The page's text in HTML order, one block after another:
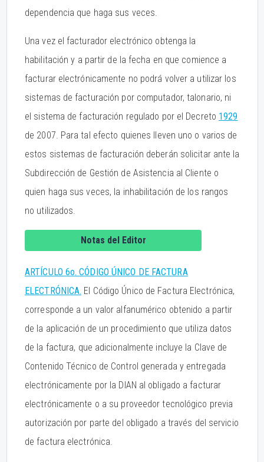
dependencia que haga sus veces.
Una vez el facturador electrónico obtenga la
habilitación y a partir de la fecha en que comience a
facturar electrónicamente no podrá volver a utilizar los
sistemas de facturación por computador, talonario, ni
el sistema de facturación regulado por el Decreto 1929
de 2007. Para tal efecto quienes lleven uno o varios de
estos sistemas de facturación deberán solicitar ante la
Subdirección de Gestión de Asistencia al Cliente o
quien haga sus veces, la inhabilitación de los rangos
no utilizados.
Notas del Editor
ARTÍCULO 6o. CÓDIGO ÚNICO DE FACTURA
ELECTRÓNICA. El Código Único de Factura Electrónica,
corresponde a un valor alfanumérico obtenido a partir
de la aplicación de un procedimiento que utiliza datos
de la factura, que adicionalmente incluye la Clave de
Contenido Técnico de Control generada y entregada
electrónicamente por la DIAN al obligado a facturar
electrónicamente o a su proveedor tecnológico previa
autorización por parte del obligado a través del servicio
de factura electrónica.